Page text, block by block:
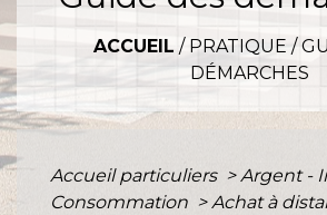
ACCUEIL / PRATIQUE /
DÉMARCHES
Accueil particuliers > Argent -
Consommation > Achat à